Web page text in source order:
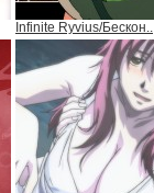
Infinite Ryvius/Бескон..